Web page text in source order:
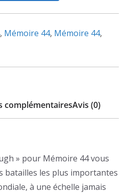
, Mémoire 44, Mémoire 44,
complémentairesAvis (0)
» pour Mémoire 44 vous
batailles les plus importantes
à une échelle jamais